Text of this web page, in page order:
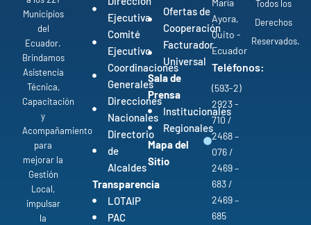
Municipios
del
Ecuador.
Brindamos
Asistencia
Técnica,
Capacitación
y
Acompañamiento
para
mejorar la
Gestión
Local,
impulsar
la
Ejecutiva
Comité
Ejecutivo
Coordinaciones
Generales
Direcciones
Nacionales
Directorio
de
Alcaldes
Transparencia
LOTAIP
PAC
Ofertas de
Cooperación
Facturador
Universal
Sala de
Prensa
Institucionales
Regionales
Mapa del
Sitio
María
Ayora,
Quito -
Ecuador
Teléfonos:
(593-2)
2923 -
710 /
2468 –
076 /
2469 –
683 /
2469 –
685
Todos los
Derechos
Reservados.